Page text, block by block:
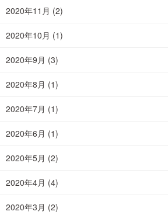
2020年11月 (2)
2020年10月 (1)
2020年9月 (3)
2020年8月 (1)
2020年7月 (1)
2020年6月 (1)
2020年5月 (2)
2020年4月 (4)
2020年3月 (2)